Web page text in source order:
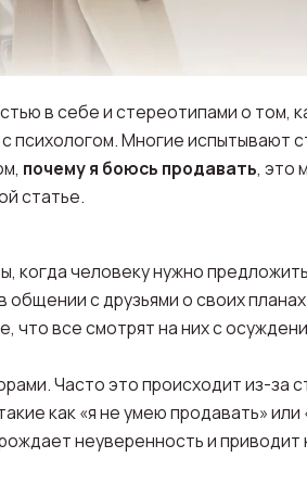
в себе и стереотипами о том,
психологом. Многие испытывают
почему я боюсь продавать, это
статье.
когда человеку нужно
с друзьями о своих
что все смотрят на них с
Часто это происходит из-за
как «я не умею продавать» или
неуверенность и приводит